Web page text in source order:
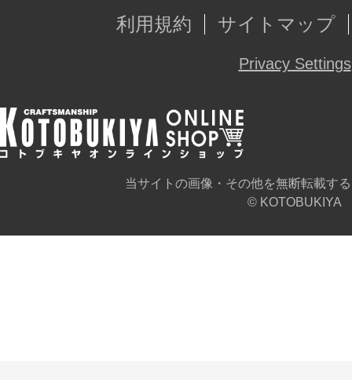
利用規約
サイトマップ
Privacy Settings
当サイトの画像・その他を無断転載す
© KOTOBUKIYA